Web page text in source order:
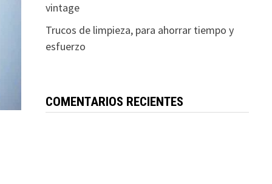
vintage
Trucos de limpieza, para ahorrar tiempo y
esfuerzo
COMENTARIOS RECIENTES